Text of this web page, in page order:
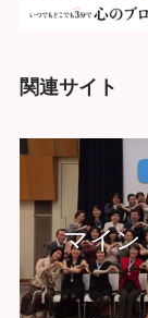
関連サイト
マイン